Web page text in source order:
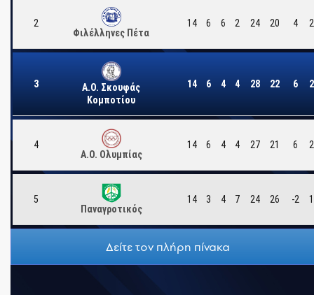
2
Φιλέλληνες Πέτα
14 6 6 2 24 20 4
3
Α.Ο. Σκουφάς
Κομποτίου
14 6 4 4 28 22 6
4
Α.Ο. Ολυμπίας
14 6 4 4 27 21 6
5
Παναγροτικός
14 3 4 7 24 26 -2
Δείτε τον πλήρη πίνακα